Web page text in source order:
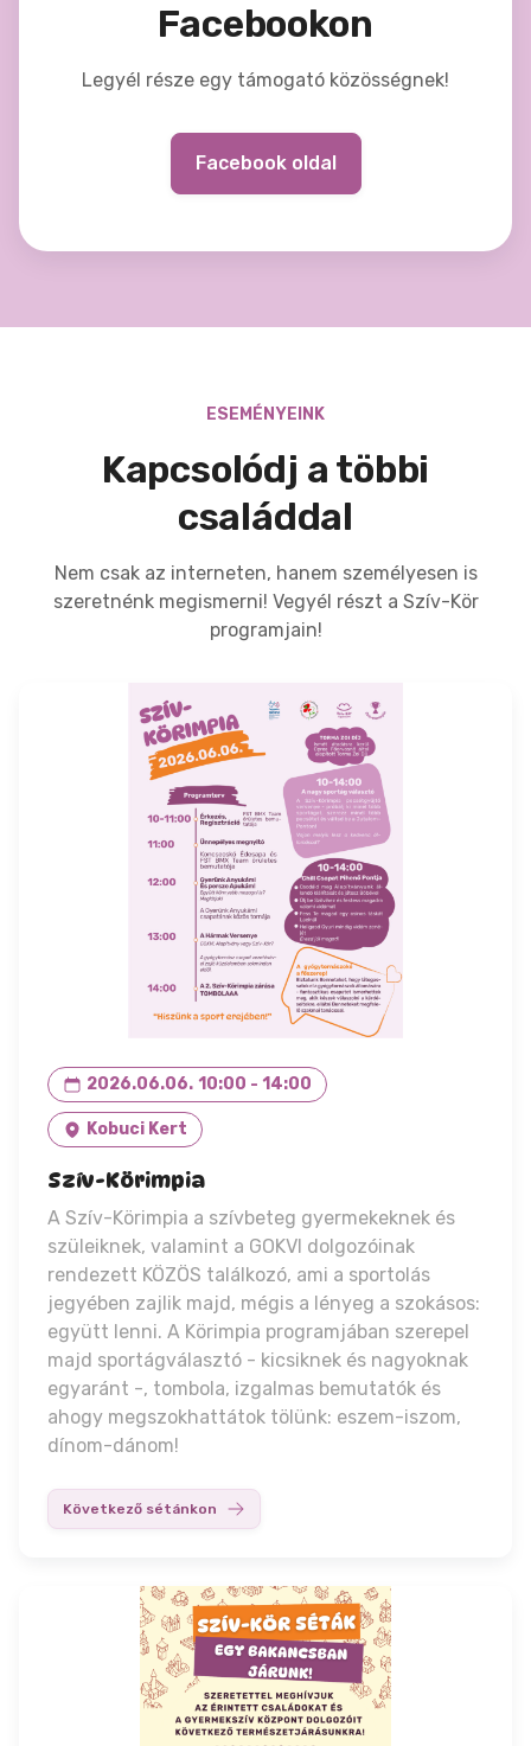
Facebookon
Legyél része egy támogató közösségnek!
Facebook oldal
ESEMÉNYEINK
Kapcsolódj a többi
családdal
Nem csak az interneten, hanem személyesen is
szeretnénk megismerni! Vegyél részt a Szív-Kör
programjain!
2026.06.06. 10:00 - 14:00
Kobuci Kert
Szív-Körimpia
A Szív-Körimpia a szívbeteg gyermekeknek és
szüleiknek, valamint a GOKVI dolgozóinak
rendezett KÖZÖS találkozó, ami a sportolás
jegyében zajlik majd, mégis a lényeg a szokásos:
együtt lenni. A Körimpia programjában szerepel
majd sportágválasztó - kicsiknek és nagyoknak
egyaránt -, tombola, izgalmas bemutatók és
ahogy megszokhattátok tölünk: eszem-iszom,
dínom-dánom!
Következő sétánkon